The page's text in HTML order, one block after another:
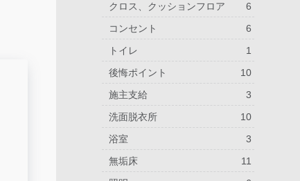
クロス、クッションフロア
6
コンセント
6
トイレ
1
後悔ポイント
10
施主支給
3
洗面脱衣所
10
浴室
3
無垢床
11